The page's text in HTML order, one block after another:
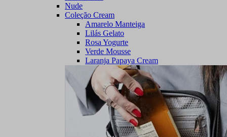
Nude
Coleção Cream
Amarelo Manteiga
Lilás Gelato
Rosa Yogurte
Verde Mousse
Laranja Papaya Cream